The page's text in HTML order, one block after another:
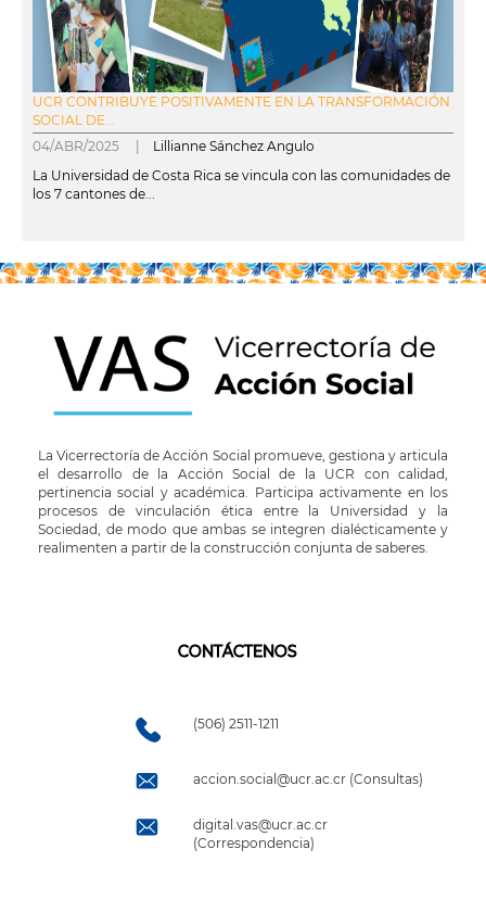
UCR CONTRIBUYE POSITIVAMENTE EN LA TRANSFORMACIÓN
SOCIAL DE...
04/ABR/2025 | Lillianne Sánchez Angulo
La Universidad de Costa Rica se vincula con las comunidades de
los 7 cantones de...
La Vicerrectoría de Acción Social promueve, gestiona y articula
el desarrollo de la Acción Social de la UCR con calidad,
pertinencia social y académica. Participa activamente en los
procesos de vinculación ética entre la Universidad y la
Sociedad, de modo que ambas se integren dialécticamente y
realimenten a partir de la construcción conjunta de saberes.
CONTÁCTENOS
(506) 2511-1211
accion.social@ucr.ac.cr (Consultas)
digital.vas@ucr.ac.cr
(Correspondencia)